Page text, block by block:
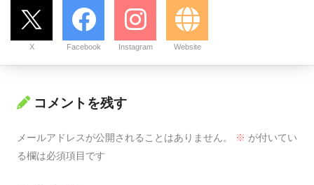
X Facebook Instagram Website
コメントを残す
メールアドレスが公開されることはありません。 ※ が付いてい
る欄は必須項目です